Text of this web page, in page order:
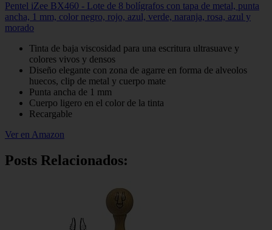
Pentel iZee BX460 - Lote de 8 bolígrafos con tapa de metal, punta
ancha, 1 mm, color negro, rojo, azul, verde, naranja, rosa, azul y
morado
Tinta de baja viscosidad para una escritura ultrasuave y
colores vivos y densos
Diseño elegante con zona de agarre en forma de alveolos
huecos, clip de metal y cuerpo mate
Punta ancha de 1 mm
Cuerpo ligero en el color de la tinta
Recargable
Ver en Amazon
Posts Relacionados: